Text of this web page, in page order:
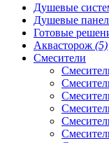
Душевые
Душевые
Готовые
Аквасторож (5)
Смесители